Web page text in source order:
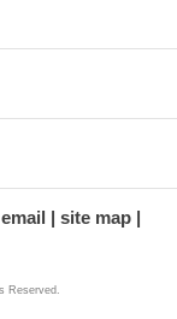
site map
Reserved.